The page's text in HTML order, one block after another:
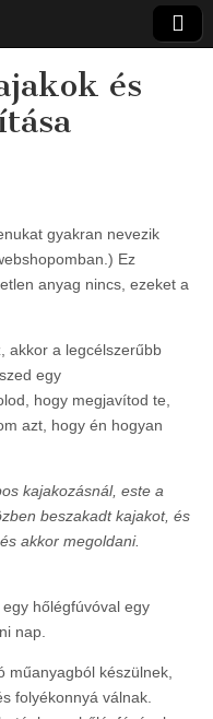
és
gyakran nevezik
Ez
anyag nincs, ezeket a
akkor a legcélszerűbb
egy
hogy megjavítod te,
azt, hogy én hogyan
kajakozásnál, este a
beszakadt kajakot, és
akkor megoldani.
hőlégfúvóval egy
nap.
műanyagból készülnek,
folyékonnyá válnak.